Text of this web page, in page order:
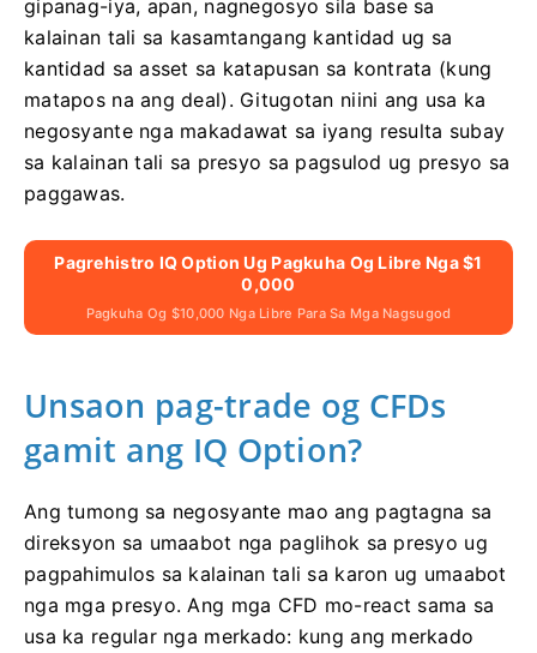
gipanag-iya, apan, nagnegosyo sila base sa
kalainan tali sa kasamtangang kantidad ug sa
kantidad sa asset sa katapusan sa kontrata (kung
matapos na ang deal). Gitugotan niini ang usa ka
negosyante nga makadawat sa iyang resulta subay
sa kalainan tali sa presyo sa pagsulod ug presyo sa
paggawas.
Pagrehistro IQ Option Ug Pagkuha Og Libre Nga $1
0,000
Pagkuha Og $10,000 Nga Libre Para Sa Mga Nagsugod
Unsaon pag-trade og CFDs
gamit ang IQ Option?
Ang tumong sa negosyante mao ang pagtagna sa
direksyon sa umaabot nga paglihok sa presyo ug
pagpahimulos sa kalainan tali sa karon ug umaabot
nga mga presyo. Ang mga CFD mo-react sama sa
usa ka regular nga merkado: kung ang merkado